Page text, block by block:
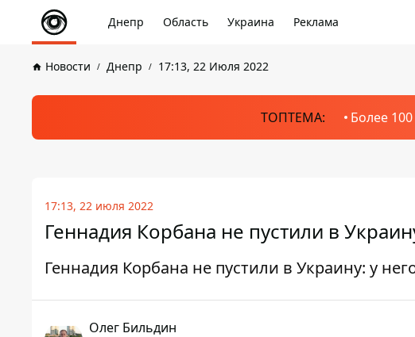
Днепр Область Украина Реклама
Новости Днепр 17:13, 22 Июля 2022
ТОПТЕМА: Более
17:13, 22 июля 2022
Геннадия Корбана не пустили в
Геннадия Корбана не пустили в Украину: у
Олег Бильдин